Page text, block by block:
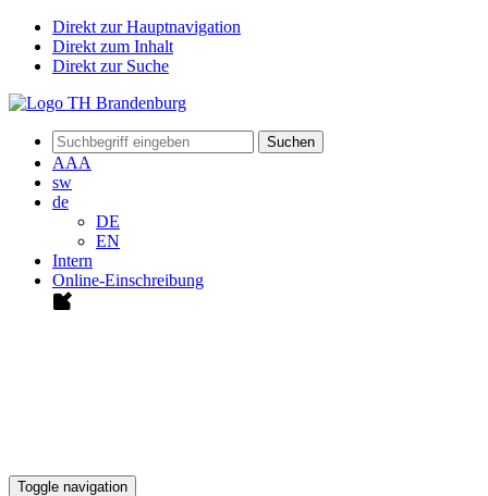
Direkt zur Hauptnavigation
Direkt zum Inhalt
Direkt zur Suche
Suchen
AAA
sw
de
DE
EN
Intern
Online-Einschreibung
Toggle navigation